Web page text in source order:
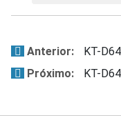
Anterior:
KT-
Próximo:
KT-